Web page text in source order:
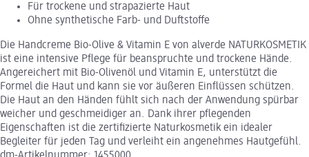
Für trockene und strapazierte Haut
Ohne synthetische Farb- und Duftstoffe
Die Handcreme Bio-Olive & Vitamin E von alverde NATURKOSMETIK
ist eine intensive Pflege für beanspruchte und trockene Hände.
Angereichert mit Bio-Olivenöl und Vitamin E, unterstützt die
Formel die Haut und kann sie vor äußeren Einflüssen schützen.
Die Haut an den Händen fühlt sich nach der Anwendung spürbar
weicher und geschmeidiger an. Dank ihrer pflegenden
Eigenschaften ist die zertifizierte Naturkosmetik ein idealer
Begleiter für jeden Tag und verleiht ein angenehmes Hautgefühl.